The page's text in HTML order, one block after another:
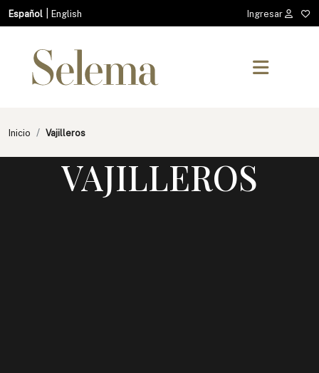
Español English Ingresar
Inicio Vajilleros
VAJILLEROS